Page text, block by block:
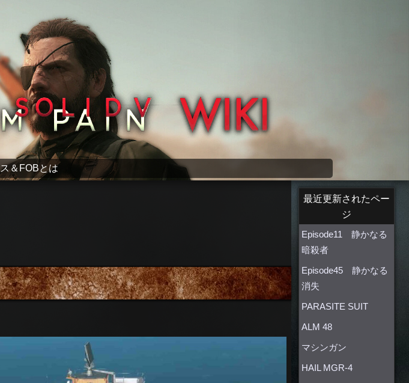
＆FOBとは
最近更新されたペー
ジ
Episode11 静かなる
暗殺者
Episode45 静かなる
消失
PARASITE SUIT
ALM 48
マシンガン
HAIL MGR-4